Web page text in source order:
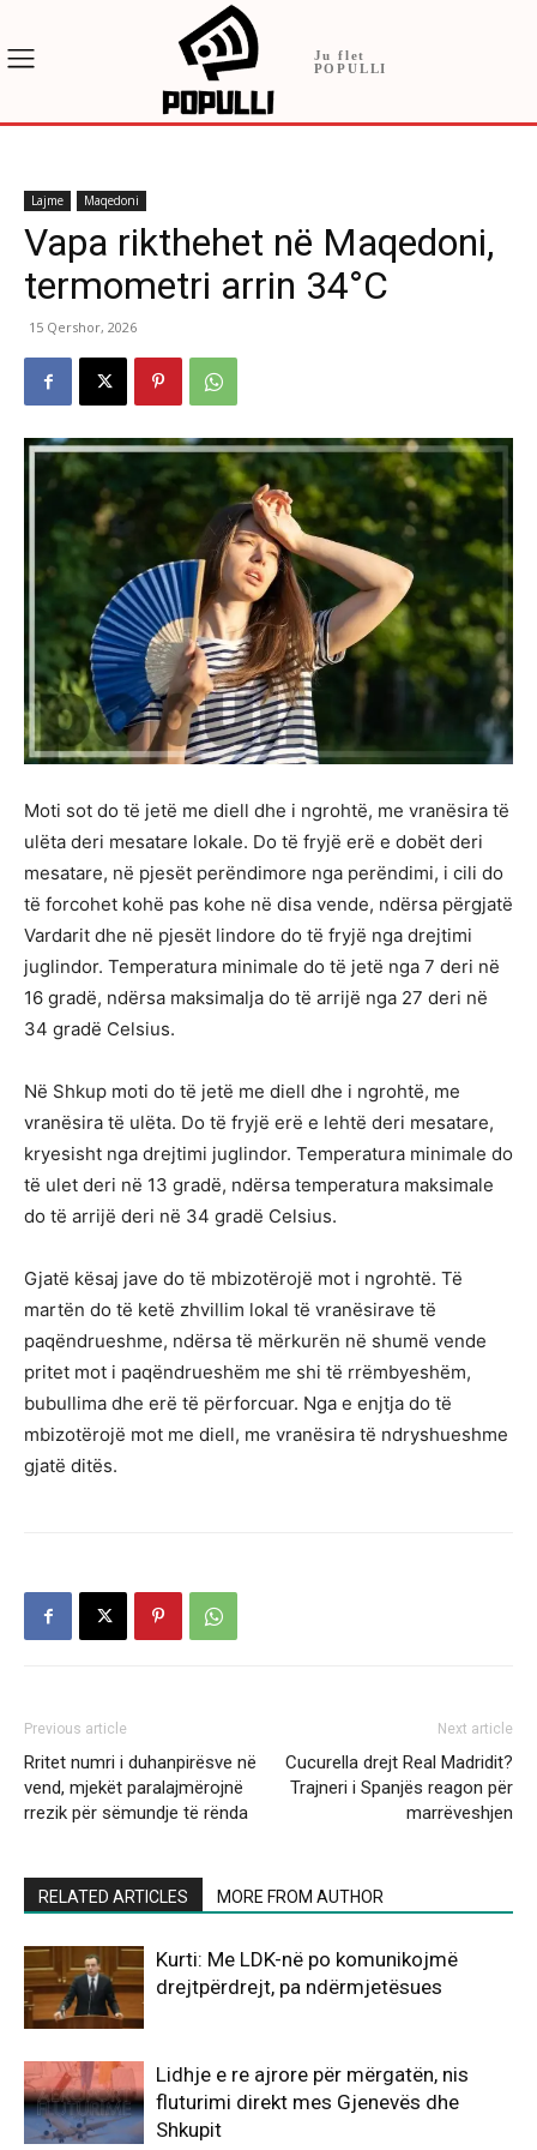
Ju flet
POPULLI
Lajme Maqedoni
Vapa rikthehet në Maqedoni,
termometri arrin 34°C
15 Qershor, 2026
Moti sot do të jetë me diell dhe i ngrohtë, me vranësira të
ulëta deri mesatare lokale. Do të fryjë erë e dobët deri
mesatare, në pjesët perëndimore nga perëndimi, i cili do
të forcohet kohë pas kohe në disa vende, ndërsa përgjatë
Vardarit dhe në pjesët lindore do të fryjë nga drejtimi
juglindor. Temperatura minimale do të jetë nga 7 deri në
16 gradë, ndërsa maksimalja do të arrijë nga 27 deri në
34 gradë Celsius.
Në Shkup moti do të jetë me diell dhe i ngrohtë, me
vranësira të ulëta. Do të fryjë erë e lehtë deri mesatare,
kryesisht nga drejtimi juglindor. Temperatura minimale do
të ulet deri në 13 gradë, ndërsa temperatura maksimale
do të arrijë deri në 34 gradë Celsius.
Gjatë kësaj jave do të mbizotërojë mot i ngrohtë. Të
martën do të ketë zhvillim lokal të vranësirave të
paqëndrueshme, ndërsa të mërkurën në shumë vende
pritet mot i paqëndrueshëm me shi të rrëmbyeshëm,
bubullima dhe erë të përforcuar. Nga e enjtja do të
mbizotërojë mot me diell, me vranësira të ndryshueshme
gjatë ditës.
Previous article
Rritet numri i duhanpirësve në
vend, mjekët paralajmërojnë
rrezik për sëmundje të rënda
Next article
Cucurella drejt Real Madridit?
Trajneri i Spanjës reagon për
marrëveshjen
RELATED ARTICLES MORE FROM AUTHOR
Kurti: Me LDK-në po komunikojmë
drejtpërdrejt, pa ndërmjetësues
Lidhje e re ajrore për mërgatën, nis
fluturimi direkt mes Gjenevës dhe
Shkupit